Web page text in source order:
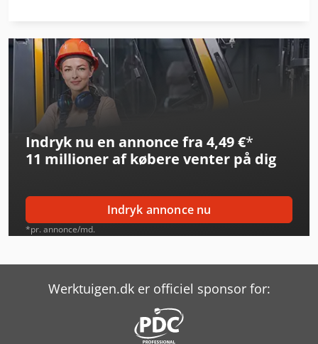
Gildemeister Ct 40
Haas St-10
Haas St-15
Haas St-20
Haas St-20Y
Haas St-30
Haas St-40
Haas Vf-5/40
Indryk nu en annonce fra 4,49 €*
11 millioner af købere venter på dig
Indryk annonce nu
*pr. annonce/md.
Werktuigen.dk er officiel sponsor for: